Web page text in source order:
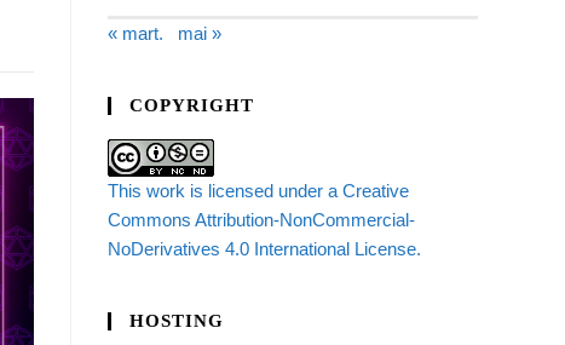
« mart. mai »
COPYRIGHT
This work is licensed under a Creative
Commons Attribution-NonCommercial-
NoDerivatives 4.0 International License.
HOSTING